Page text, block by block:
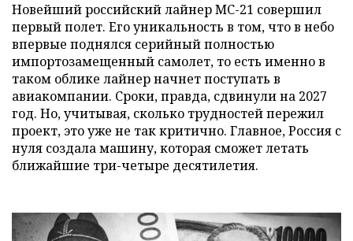
Новейший российский лайнер МС-21 совершил
первый полет. Его уникальность в том, что в небо
впервые поднялся серийный полностью
импортозамещенный самолет, то есть именно в
таком облике лайнер начнет поступать в
авиакомпании. Сроки, правда, сдвинули на 2027
год. Но, учитывая, сколько трудностей пережил
проект, это уже не так критично. Главное, Россия с
нуля создала машину, которая сможет летать
ближайшие три-четыре десятилетия.